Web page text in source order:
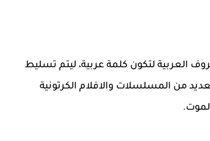
العربية لتكون كلمة عربية، ليتم تسليط
من المسلسلات والافلام الكرتونية